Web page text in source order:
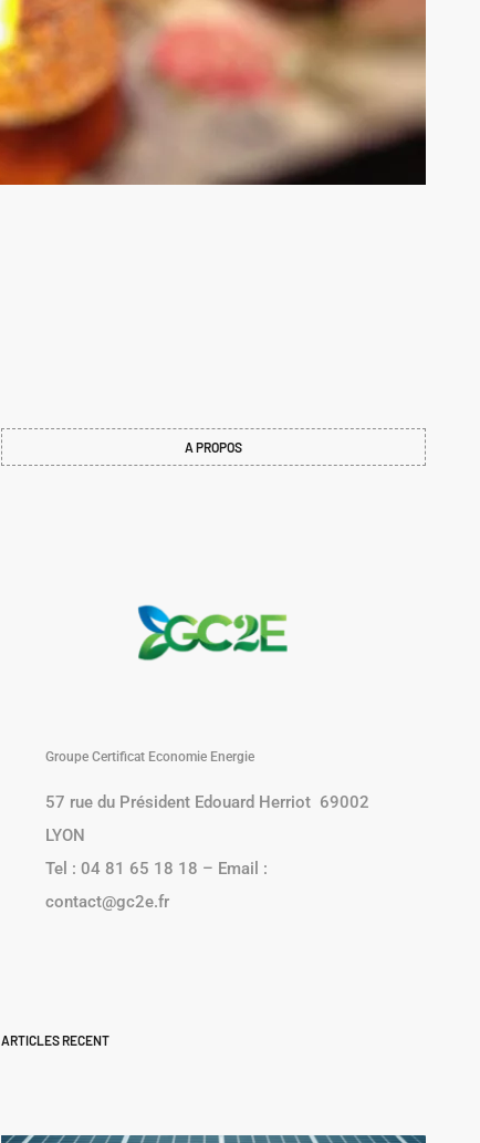
A PROPOS
Groupe Certificat Economie Energie
57 rue du Président Edouard Herriot 69002
LYON
Tel : 04 81 65 18 18 – Email :
contact@gc2e.fr
ARTICLES RECENT